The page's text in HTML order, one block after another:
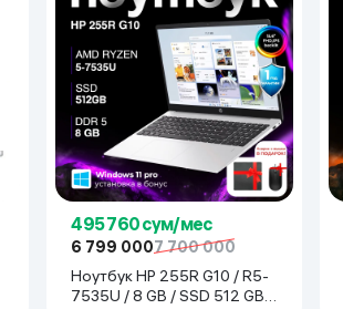
495 760 сум/мес
6 799 0007 700 000
Ноутбук HP 255R G10 / R5-
7535U / 8 GB / SSD 512 GB /